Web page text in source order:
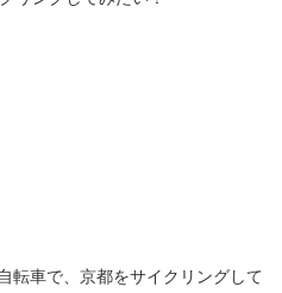
転車で、京都をサイクリングして